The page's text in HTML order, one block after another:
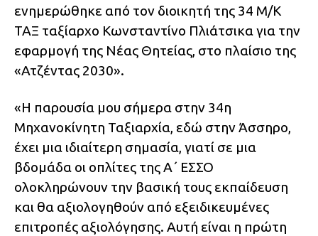
ενημερώθηκε από τον διοικητή της 34 Μ/Κ
ΤΑΞ ταξίαρχο Κωνσταντίνο Πλιάτσικα για την
εφαρμογή της Νέας Θητείας, στο πλαίσιο της
«Ατζέντας 2030».
«H παρουσία μου σήμερα στην 34η
Μηχανοκίνητη Ταξιαρχία, εδώ στην Άσσηρο,
έχει μια ιδιαίτερη σημασία, γιατί σε μια
βδομάδα οι οπλίτες της Α΄ ΕΣΣΟ
ολοκληρώνουν την βασική τους εκπαίδευση
και θα αξιολογηθούν από εξειδικευμένες
επιτροπές αξιολόγησης. Αυτή είναι η πρώτη